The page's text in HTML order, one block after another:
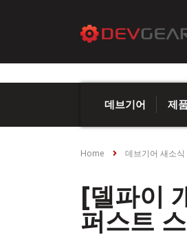
데브기어 제
Home 데브기어 새소식
[델파이
퍼스트